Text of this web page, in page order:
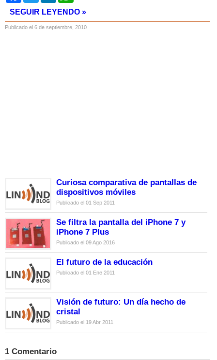
SEGUIR LEYENDO »
Publicado el 6 de septiembre, 2010
Curiosa comparativa de pantallas de
dispositivos móviles
Publicado el 01 Sep 2011
Se filtra la pantalla del iPhone 7 y
iPhone 7 Plus
Publicado el 09 Ago 2016
El futuro de la educación
Publicado el 01 Ene 2011
Visión de futuro: Un día hecho de
cristal
Publicado el 19 Abr 2011
1 Comentario